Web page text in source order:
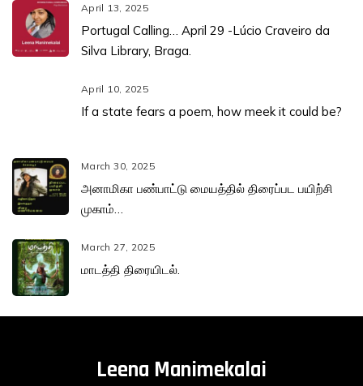
April 13, 2025
Portugal Calling… April 29 -Lúcio Craveiro da
Silva Library, Braga.
April 10, 2025
If a state fears a poem, how meek it could be?
March 30, 2025
அனாமிகா பண்பாட்டு மையத்தில் திரைப்பட பயிற்சி
முகாம்…
March 27, 2025
மாடத்தி திரையிடல்.
Leena Manimekalai